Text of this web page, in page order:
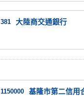
381 大陸商交通銀行
1150000 基隆市第二信用